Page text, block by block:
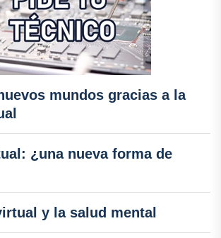
mundos gracias a la
¿una nueva forma de
y la salud mental